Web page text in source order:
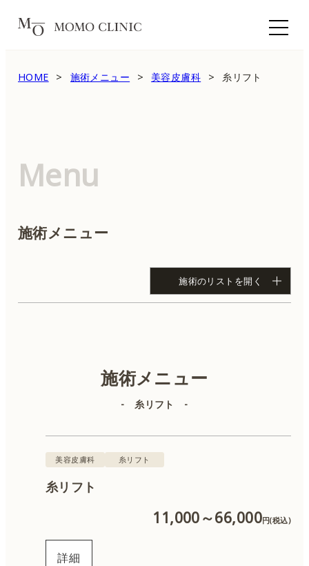
HOME 施術メニュー 美容皮膚科 糸リフト
Menu
施術メニュー
施術のリストを開く
IPL（顔）
ボトックス
施術メニュー
- 糸リフト -
美容皮膚科 糸リフト
糸リフト
11,000～66,000円(税込)
詳細